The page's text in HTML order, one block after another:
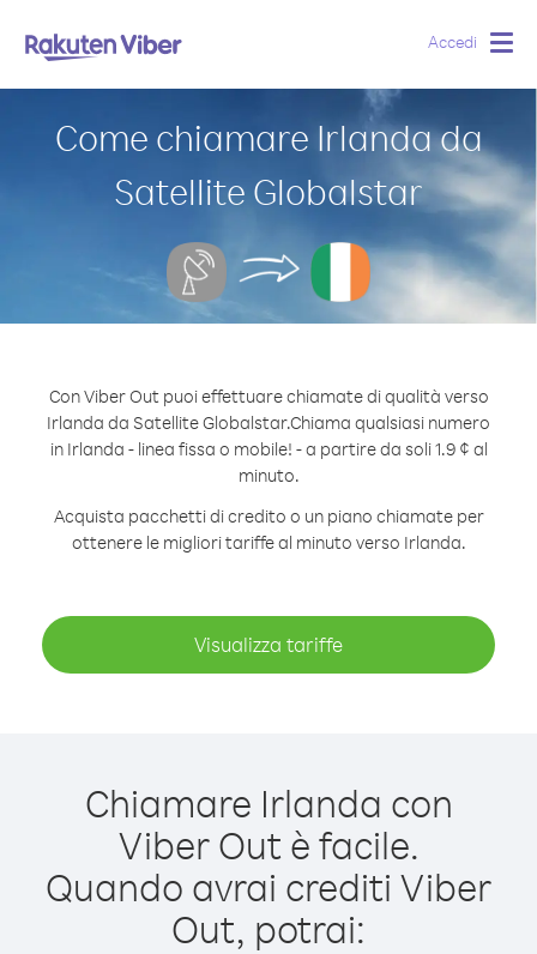
Accedi
Come chiamare Irlanda da
Satellite Globalstar
Con Viber Out puoi effettuare chiamate di qualità verso
Irlanda da Satellite Globalstar.Chiama qualsiasi numero
in Irlanda - linea fissa o mobile! - a partire da soli 1.9 ¢ al
minuto.
Acquista pacchetti di credito o un piano chiamate per
ottenere le migliori tariffe al minuto verso Irlanda.
Visualizza tariffe
Chiamare Irlanda con
Viber Out è facile.
Quando avrai crediti Viber
Out, potrai: